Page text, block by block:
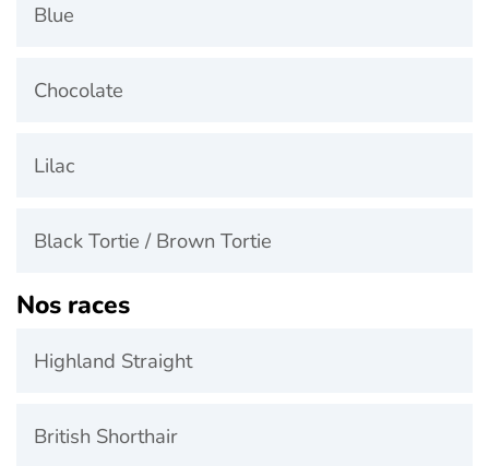
Blue
Chocolate
Lilac
Black Tortie / Brown Tortie
Nos races
Highland Straight
British Shorthair